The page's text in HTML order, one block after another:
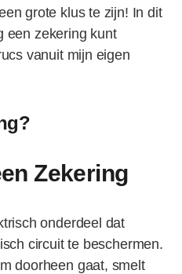
grote klus te zijn! In dit
een zekering kunt
vanuit mijn eigen
Zekering
onderdeel dat
circuit te beschermen.
doorheen gaat, smelt